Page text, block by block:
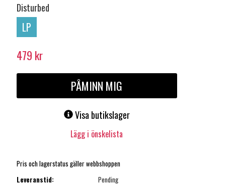
Disturbed
LP
479 kr
PÅMINN MIG
Visa butikslager
Lägg i önskelista
Pris och lagerstatus gäller webbshoppen
Leveranstid:
Pending